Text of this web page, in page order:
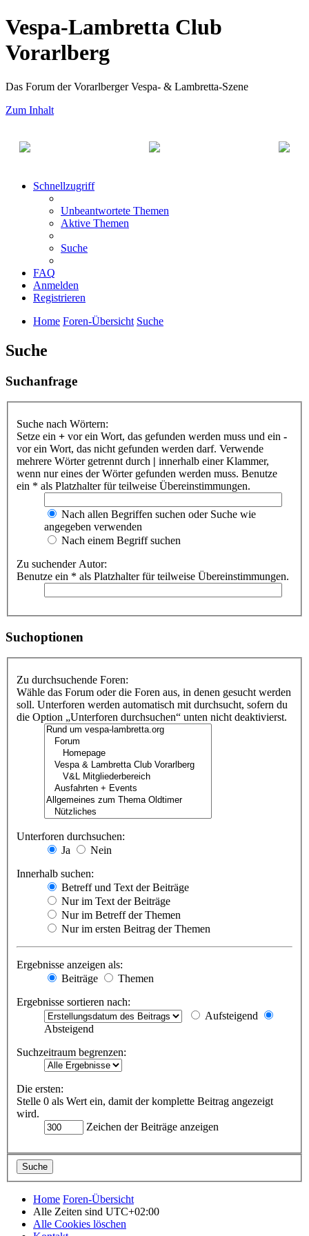
Vespa-Lambretta Club
Vorarlberg
Das Forum der Vorarlberger Vespa- & Lambretta-Szene
Zum Inhalt
Schnellzugriff
Unbeantwortete Themen
Aktive Themen
Suche
FAQ
Anmelden
Registrieren
Home Foren-Übersicht Suche
Suche
Suchanfrage
Suche nach Wörtern:
Setze ein + vor ein Wort, das gefunden werden muss und ein -
vor ein Wort, das nicht gefunden werden darf. Verwende
mehrere Wörter getrennt durch | innerhalb einer Klammer,
wenn nur eines der Wörter gefunden werden muss. Benutze
ein * als Platzhalter für teilweise Übereinstimmungen.
Nach allen Begriffen suchen oder Suche wie
angegeben verwenden
Nach einem Begriff suchen
Zu suchender Autor:
Benutze ein * als Platzhalter für teilweise Übereinstimmungen.
Suchoptionen
Zu durchsuchende Foren:
Wähle das Forum oder die Foren aus, in denen gesucht werden
soll. Unterforen werden automatisch mit durchsucht, sofern du
die Option „Unterforen durchsuchen“ unten nicht deaktivierst.
Unterforen durchsuchen:
Ja
Nein
Innerhalb suchen:
Betreff und Text der Beiträge
Nur im Text der Beiträge
Nur im Betreff der Themen
Nur im ersten Beitrag der Themen
Ergebnisse anzeigen als:
Beiträge
Themen
Ergebnisse sortieren nach:
Aufsteigend
Absteigend
Suchzeitraum begrenzen:
Die ersten:
Stelle 0 als Wert ein, damit der komplette Beitrag angezeigt
wird.
Zeichen der Beiträge anzeigen
Home Foren-Übersicht
Alle Zeiten sind UTC+02:00
Alle Cookies löschen